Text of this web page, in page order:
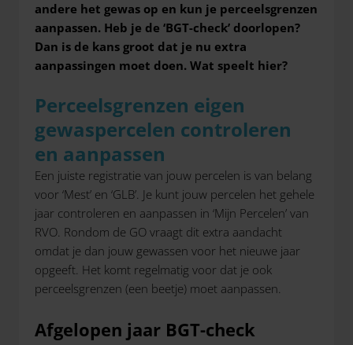
andere het gewas op en kun je perceelsgrenzen
aanpassen. Heb je de ‘BGT-check’ doorlopen?
Dan is de kans groot dat je nu extra
aanpassingen moet doen. Wat speelt hier?
Perceelsgrenzen eigen
gewaspercelen controleren
en aanpassen
Een juiste registratie van jouw percelen is van belang
voor ‘Mest’ en ‘GLB’. Je kunt jouw percelen het gehele
jaar controleren en aanpassen in ‘Mijn Percelen’ van
RVO. Rondom de GO vraagt dit extra aandacht
omdat je dan jouw gewassen voor het nieuwe jaar
opgeeft. Het komt regelmatig voor dat je ook
perceelsgrenzen (een beetje) moet aanpassen.
Afgelopen jaar BGT-check